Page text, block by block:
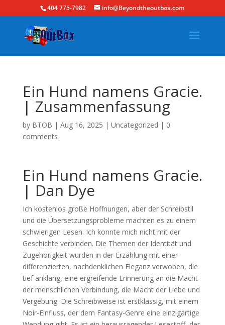
404 775-7982 info@Beyondtheoutbox.com
Ein Hund namens Gracie.
| Zusammenfassung
by BTOB | Aug 16, 2025 | Uncategorized | 0
comments
Ein Hund namens Gracie.
| Dan Dye
Ich kostenlos große Hoffnungen, aber der Schreibstil
und die Übersetzungsprobleme machten es zu einem
schwierigen Lesen. Ich konnte mich nicht mit der
Geschichte verbinden. Die Themen der Identität und
Zugehörigkeit wurden in der Erzählung mit einer
differenzierten, nachdenklichen Eleganz verwoben, die
tief anklang, eine ergreifende Erinnerung an die Macht
der menschlichen Verbindung, die Macht der Liebe und
Vergebung. Die Schreibweise ist erstklassig, mit einem
Noir-Einfluss, der dem Fantasy-Genre eine einzigartige